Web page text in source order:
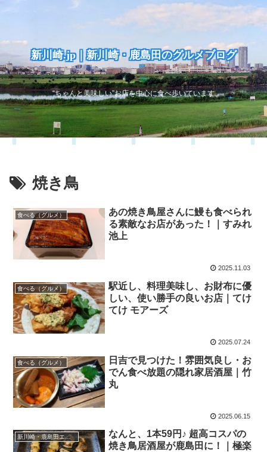
新川崎.jp｜新川崎・鹿島田のグルメブログ
“ちゃんと美味しい”お店を中心に食べ歩いています
焼き鳥
食べる（グルメ）
あの焼き鳥屋さんに鰻も食べられ
る素敵なお店があった！｜すみれ
池上
2025.11.03
食べる（グルメ）
駅近し、料理美味し、お財布に優
しい、使い勝手の良いお店｜てけ
てけ モアーズ
2025.07.24
食べる（グルメ）
日吉で見つけた！雰囲気良し・お
でん食べ放題の隠れ家居酒屋｜竹
丸
2025.06.15
新川崎・鹿島田エリア
なんと、1本59円♪ 超高コスパの
焼き鳥居酒屋が鹿島田に！｜極楽